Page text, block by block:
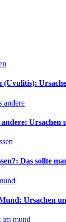
(Uvulitis):
Ursachen
Das sollte
Ursachen